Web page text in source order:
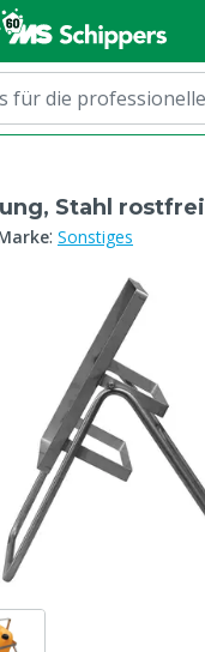
Stahl rostfrei
: Sonstiges